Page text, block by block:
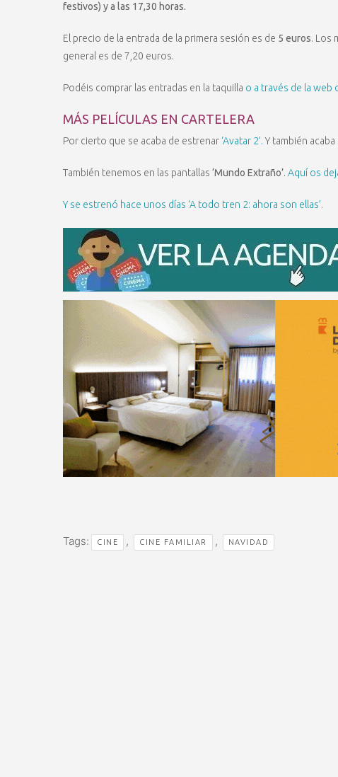
festivos) y a las 17,30 horas.
El precio de la entrada de la primera sesión es de 5 euros. Los
general es de 7,20 euros.
Podéis comprar las entradas en la taquilla o a través de la web
MÁS PELÍCULAS EN CARTELERA
Por cierto que se acaba de estrenar ‘Avatar 2’. Y también
También tenemos en las pantallas ‘Mundo Extraño’. Aquí os
Y se estrenó hace unos días ‘A todo tren 2: ahora son ellas’.
Tags: CINE , CINE FAMILIAR , NAVIDAD